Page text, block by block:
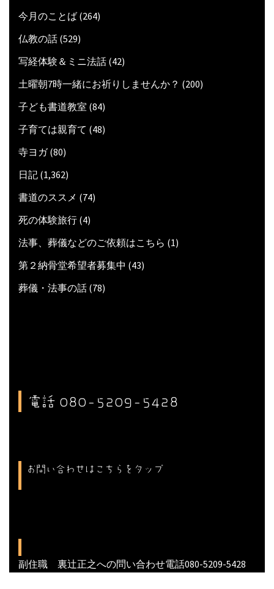
今月のことば (264)
仏教の話 (529)
写経体験＆ミニ法話 (42)
土曜朝7時一緒にお祈りしませんか？ (200)
子ども書道教室 (84)
子育ては親育て (48)
寺ヨガ(80)
日記 (1,362)
書道のススメ (74)
死の体験旅行 (4)
法事、葬儀などのご依頼はこちら (1)
第２納骨堂希望者募集中 (43)
葬儀・法事の話 (78)
電話 080-5209-5428
お問い合わせはこちらをタップ
副住職 裏辻正之への問い合わせ電話080-5209-5428